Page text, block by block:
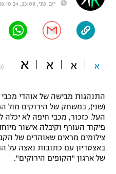
"מחצית בשכונה" –
משתתפים וזוכים בפרסים
תקנון עבור פעילות אלקטרה
תקנון עבור פעילות ספורט 1 – "מרלן"
טניס
גיימינג E-Sports
תנאי שימוש
היאבקות WWE
אופניים
פוטבול אמריקאי NFL
בייסבול MLB
ספורט אתגרי ואקסטרים
יום שני, 23:09, 28.10.24
א א א א
התנהגות מבישה של אוהדי
העל. כזכור, מכבי חיפה לא יכלה
פיקוד העורף וקיבלה אישור
צילומים מראים שאוהדים של
באצטדיון עם כתובות נאצה על
של ארגון "הקופים הירוקים".